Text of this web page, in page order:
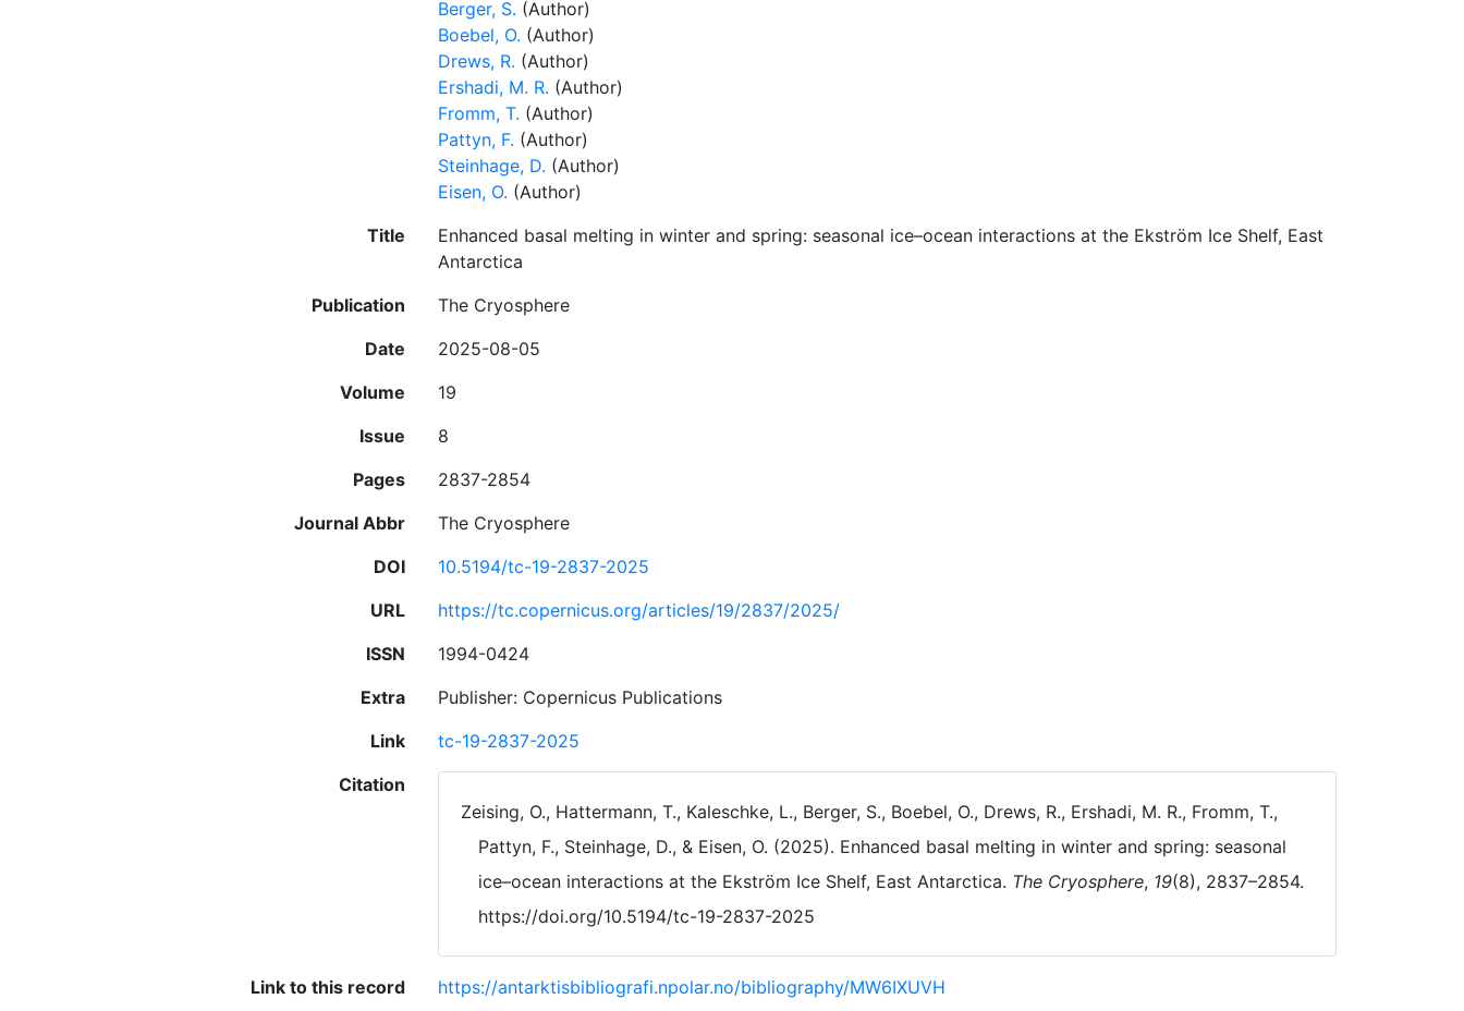
Berger, S. (Author)
Boebel, O. (Author)
Drews, R. (Author)
Ershadi, M. R. (Author)
Fromm, T. (Author)
Pattyn, F. (Author)
Steinhage, D. (Author)
Eisen, O. (Author)
Title
Enhanced basal melting in winter and spring: seasonal ice–ocean interactions at the Ekström Ice Shelf, East
Antarctica
Publication
The Cryosphere
Date
2025-08-05
Volume
19
Issue
8
Pages
2837-2854
Journal Abbr
The Cryosphere
DOI
10.5194/tc-19-2837-2025
URL
https://tc.copernicus.org/articles/19/2837/2025/
ISSN
1994-0424
Extra
Publisher: Copernicus Publications
Link
tc-19-2837-2025
Citation
Zeising, O., Hattermann, T., Kaleschke, L., Berger, S., Boebel, O., Drews, R., Ershadi, M. R., Fromm, T.,
Pattyn, F., Steinhage, D., & Eisen, O. (2025). Enhanced basal melting in winter and spring: seasonal
ice–ocean interactions at the Ekström Ice Shelf, East Antarctica. The Cryosphere, 19(8), 2837–2854.
https://doi.org/10.5194/tc-19-2837-2025
Link to this record https://antarktisbibliografi.npolar.no/bibliography/MW6IXUVH